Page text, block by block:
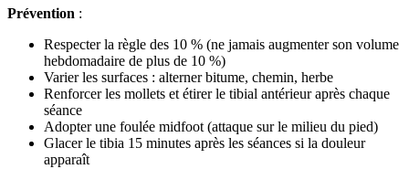
Prévention :
Respecter la règle des 10 % (ne jamais augmenter son volume
hebdomadaire de plus de 10 %)
Varier les surfaces : alterner bitume, chemin, herbe
Renforcer les mollets et étirer le tibial antérieur après chaque
séance
Adopter une foulée midfoot (attaque sur le milieu du pied)
Glacer le tibia 15 minutes après les séances si la douleur
apparaît